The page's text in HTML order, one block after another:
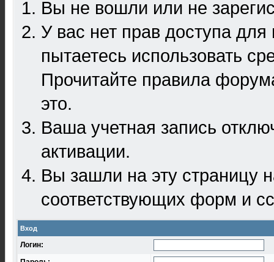
Вы не вошли или не
У вас нет прав доступа
пытаетесь использовать
Прочитайте правила
это.
Ваша учетная запись
активации.
Вы зашли на эту
соответствующих форм и
Вход
Логин: